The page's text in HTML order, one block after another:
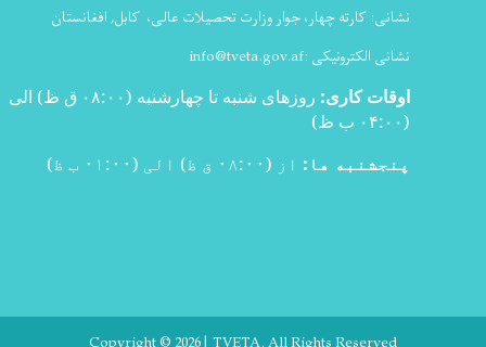
نشانی: کارته چهار، جوار وزارت تحصیلات عالی، کابل, افغانستان
نشانی الکترونیکی :info@tveta.gov.af
اوقات کاری:
روزهای شنبه تا چهارشنبه (۰۸:۰۰ ق ظ) الی
(۰۴:۰۰ ب ظ
)
پنجشنبه ها: از (۰۸:۰۰ ق ظ) الی (۰۱:۰۰ ب ظ)